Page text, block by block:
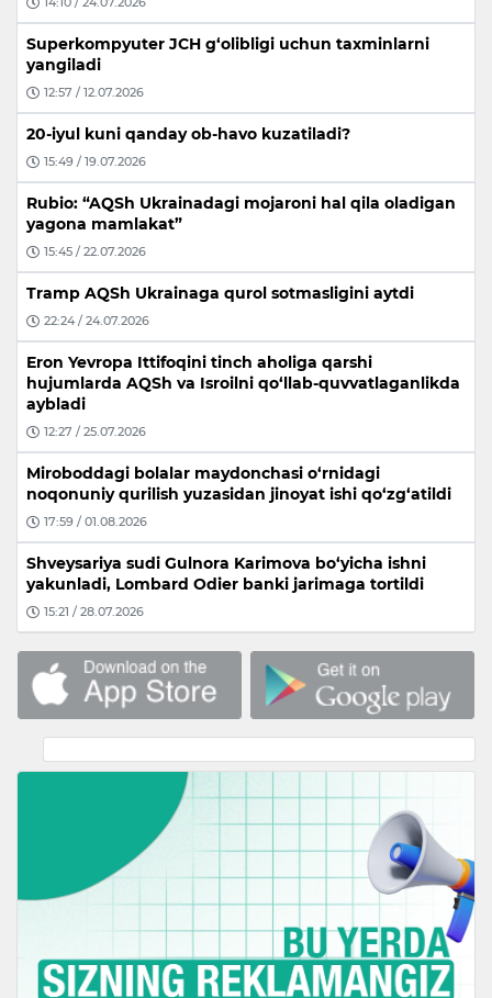
Superkompyuter JCH g‘olibligi uchun taxminlarni
yangiladi
12:57 / 12.07.2026
20-iyul kuni qanday ob-havo kuzatiladi?
15:49 / 19.07.2026
Rubio: “AQSh Ukrainadagi mojaroni hal qila oladigan
yagona mamlakat”
15:45 / 22.07.2026
Tramp AQSh Ukrainaga qurol sotmasligini aytdi
22:24 / 24.07.2026
Eron Yevropa Ittifoqini tinch aholiga qarshi
hujumlarda AQSh va Isroilni qo‘llab-quvvatlaganlikda
aybladi
12:27 / 25.07.2026
Miroboddagi bolalar maydonchasi o‘rnidagi
noqonuniy qurilish yuzasidan jinoyat ishi qo‘zg‘atildi
17:59 / 01.08.2026
Shveysariya sudi Gulnora Karimova bo‘yicha ishni
yakunladi, Lombard Odier banki jarimaga tortildi
15:21 / 28.07.2026